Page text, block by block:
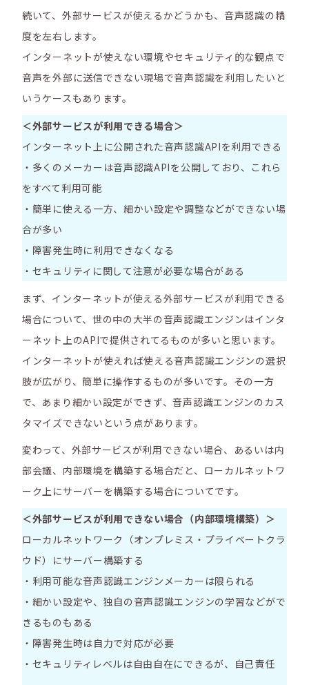
続いて、外部サービスが使えるかどうかも、音声認識の精
度を左右します。
インターネットが使えない環境やセキュリティ的な観点で
音声を外部に送信できない現場で音声認識を利用したいと
いうケースもあります。
＜外部サービスが利用できる場合＞
インターネット上に公開された音声認識APIを利用できる
・多くのメーカーは音声認識APIを公開しており、これら
をすべて利用可能
・簡単に使える一方、細かい設定や調整などができない場
合が多い
・障害発生時に利用できなくなる
・セキュリティに関して注意が必要な場合がある
まず、インターネットが使える外部サービスが利用できる
場合について、世の中の大半の音声認識エンジンはインタ
ーネット上のAPIで提供されてるものが多いと思います。
インターネットが使えれば使える音声認識エンジンの選択
肢が広がり、簡単に操作するものが多いです。その一方
で、あまり細かい設定ができず、音声認識エンジンのカス
タマイズできないという点があります。
変わって、外部サービスが利用できない場合、あるいは内
部会議、内部環境を構築する場合だと、ローカルネットワ
ーク上にサーバーを構築する場合についてです。
＜外部サービスが利用できない場合（内部環境構築）＞
ローカルネットワーク（オンプレミス・プライベートクラ
ウド）にサーバー構築する
・利用可能な音声認識エンジンメーカーは限られる
・細かい設定や、独自の音声認識エンジンの学習などがで
きるものもある
・障害発生時は自⼒で対応が必要
・セキュリティレベルは自由自在にできるが、自己責任